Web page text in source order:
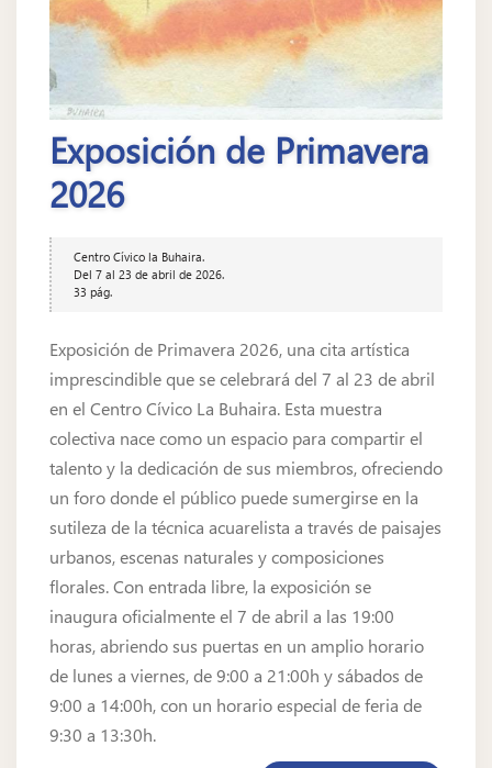
Exposición de Primavera
2026
Centro Cívico la Buhaira.
Del 7 al 23 de abril de 2026.
33 pág.
Exposición de Primavera 2026, una cita artística
imprescindible que se celebrará del 7 al 23 de abril
en el Centro Cívico La Buhaira. Esta muestra
colectiva nace como un espacio para compartir el
talento y la dedicación de sus miembros, ofreciendo
un foro donde el público puede sumergirse en la
sutileza de la técnica acuarelista a través de paisajes
urbanos, escenas naturales y composiciones
florales. Con entrada libre, la exposición se
inaugura oficialmente el 7 de abril a las 19:00
horas, abriendo sus puertas en un amplio horario
de lunes a viernes, de 9:00 a 21:00h y sábados de
9:00 a 14:00h, con un horario especial de feria de
9:30 a 13:30h.